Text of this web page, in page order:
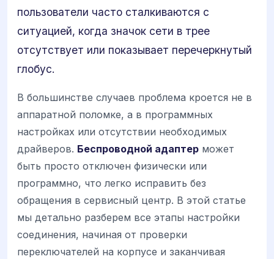
пользователи часто сталкиваются с
ситуацией, когда значок сети в трее
отсутствует или показывает перечеркнутый
глобус.
В большинстве случаев проблема кроется не в
аппаратной поломке, а в программных
настройках или отсутствии необходимых
драйверов. Беспроводной адаптер может
быть просто отключен физически или
программно, что легко исправить без
обращения в сервисный центр. В этой статье
мы детально разберем все этапы настройки
соединения, начиная от проверки
переключателей на корпусе и заканчивая